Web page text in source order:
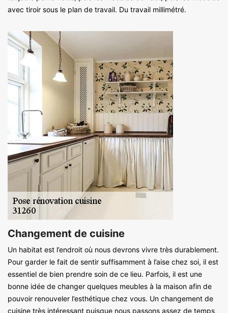
avec tiroir sous le plan de travail. Du travail millimétré.
Changement de cuisine
Un habitat est l’endroit où nous devrons vivre très durablement.
Pour garder le fait de sentir suffisamment à l’aise chez soi, il est
essentiel de bien prendre soin de ce lieu. Parfois, il est une
bonne idée de changer quelques meubles à la maison afin de
pouvoir renouveler l’esthétique chez vous. Un changement de
cuisine très intéressant puisque nous passons assez de temps